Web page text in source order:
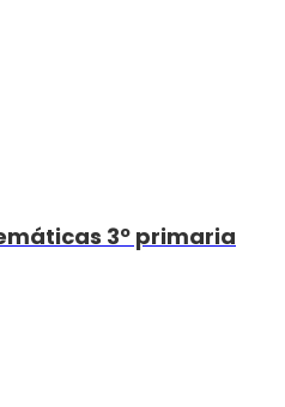
3º primaria